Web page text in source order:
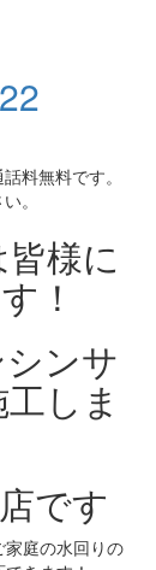
料無料です。
。
様に
！
ンサ
しま
です
庭の水回りの